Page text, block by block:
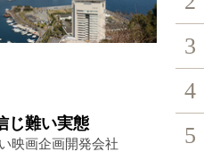
じ難い実態
映画企画開発会社
3
4
5